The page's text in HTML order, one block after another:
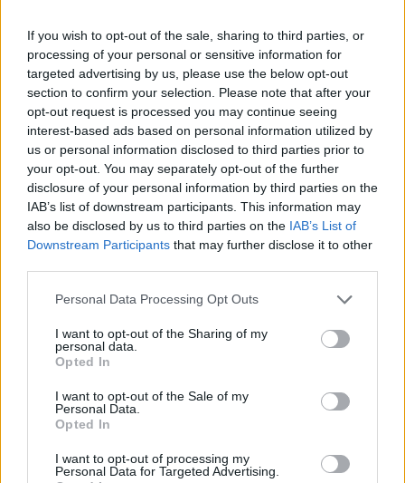
If you wish to opt-out of the sale, sharing to third parties, or
processing of your personal or sensitive information for
targeted advertising by us, please use the below opt-out
section to confirm your selection. Please note that after your
opt-out request is processed you may continue seeing
interest-based ads based on personal information utilized by
us or personal information disclosed to third parties prior to
your opt-out. You may separately opt-out of the further
disclosure of your personal information by third parties on the
IAB’s list of downstream participants. This information may
also be disclosed by us to third parties on the IAB’s List of
Downstream Participants that may further disclose it to other
Personal Data Processing Opt Outs
I want to opt-out of the Sharing of my
personal data.
Opted In
I want to opt-out of the Sale of my
Personal Data.
Opted In
I want to opt-out of processing my
Personal Data for Targeted Advertising.
humb jetën një shofer dhe
plagoset rëndë një tjetër
Esim for Global
Esim for USA| Esim for Italy| Esim for Spain|Esim
for Turkey|Esim for Germany|Esim for Greece|